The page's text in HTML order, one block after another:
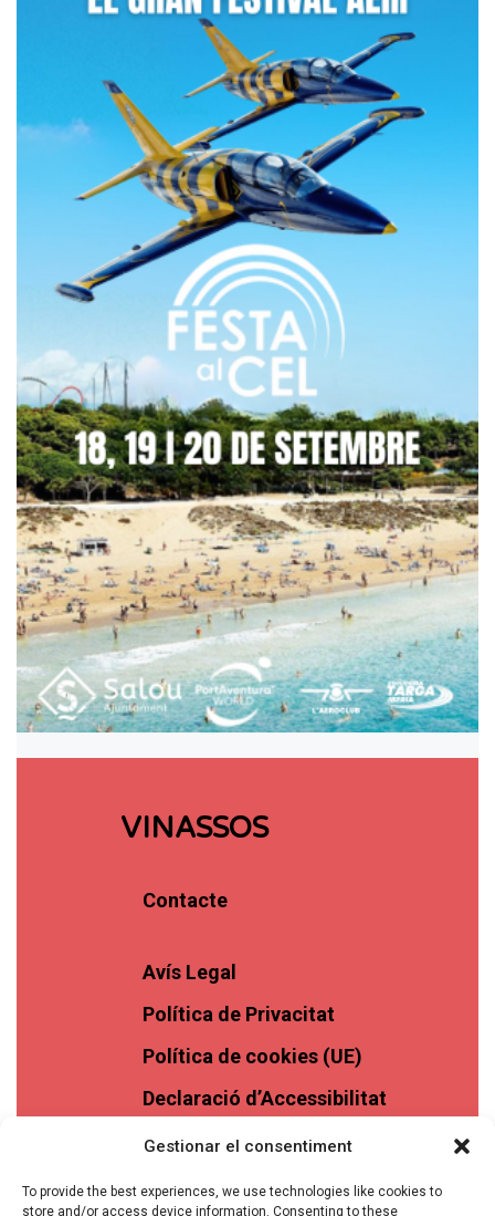
Gestionar el consentiment
To provide the best experiences, we use technologies like cookies to
store and/or access device information. Consenting to these
VINASSOS
Contacte
Avís Legal
Política de Privacitat
Política de cookies (UE)
Declaració d’Accessibilitat